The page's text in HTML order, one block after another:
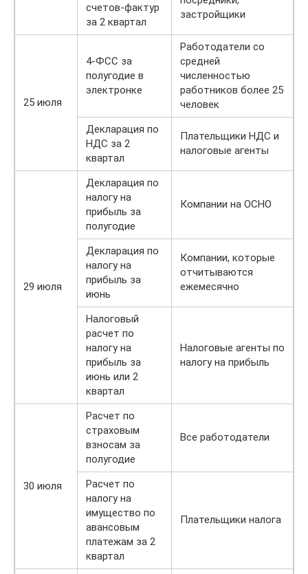
счетов-фактур
за 2 квартал
застройщики
25 июля
4-ФСС за
полугодие в
электронке
Работодатели со
средней
численностью
работников более 25
человек
Декларация по
НДС за 2
квартал
Плательщики НДС и
налоговые агенты
29 июля
Декларация по
налогу на
прибыль за
полугодие
Компании на ОСНО
Декларация по
налогу на
прибыль за
июнь
Компании, которые
отчитываются
ежемесячно
Налоговый
расчет по
налогу на
прибыль за
июнь или 2
квартал
Налоговые агенты по
налогу на прибыль
30 июля
Расчет по
страховым
взносам за
полугодие
Все работодатели
Расчет по
налогу на
имущество по
авансовым
платежам за 2
квартал
Плательщики налога